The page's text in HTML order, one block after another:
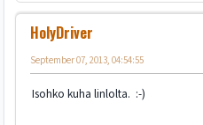
HolyDriver
September 07, 2013, 04:54:55
Isohko kuha linlolta. :-)